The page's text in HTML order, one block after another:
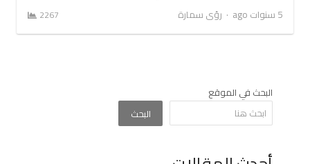
5 سنوات ago
Author
رؤى سمارة 2267
البحث في الموقع
البحث